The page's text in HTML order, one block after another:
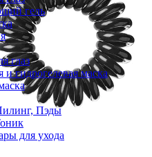
гель
глаз
и гидрогелевая маска
Пэды
для ухода